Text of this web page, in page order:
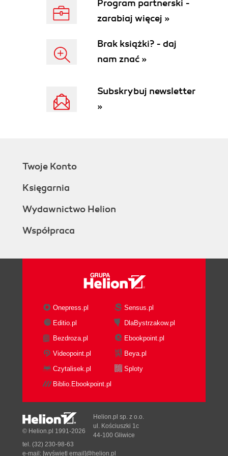
Informacje o obrazie (104)
pomocą narzędzia Zoom (107)
Powiększanie i zmniejszanie skali widoku za
Powiększanie miejsca edycji (111)
Wpisywanie informacji o prawach autorskich (112)
Zmiana wielkości obszaru roboczego bez
Zmiana głębi kolorów (126)
O drukowaniu obrazów (132)
Drukowanie arkuszy katalogowych (139)
Drukowanie arkuszy zbiorczych (140)
O typach obrazów (143)
Zapisywanie obrazów w formacie Paint Shop Pro
(148)
Zapisywanie obrazów w innych formatach (150)
Konwertowanie grup obrazów do innego formatu
(151)
Kompresja obrazów z wykorzystaniem formatu
GIF (154)
Kompresja obrazów z wykorzystaniem formatu
PNG (162)
Zachowywanie kopii obrazu (164)
Program partnerski -
zarabiaj więcej »
Brak książki? - daj
nam znać »
Subskrybuj newsletter
»
Twoje Konto
Księgarnia
Wydawnictwo Helion
Współpraca
Onepress.pl
Sensus.pl
Editio.pl
DlaBystrzakow.pl
Bezdroza.pl
Ebookpoint.pl
Videopoint.pl
Beya.pl
Czytalisek.pl
Sploty
Biblio.Ebookpoint.pl
© Helion.pl 1991-2026
Helion.pl sp. z o.o.
ul. Kościuszki 1c
44-100 Gliwice
tel. (32) 230-98-63
e-mail: [wyświetl email]@helion.pl